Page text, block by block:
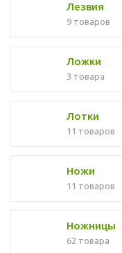
Лезвия
9 товаров
Ложки
3 товара
Лотки
11 товаров
Ножи
11 товаров
Ножницы
62 товара